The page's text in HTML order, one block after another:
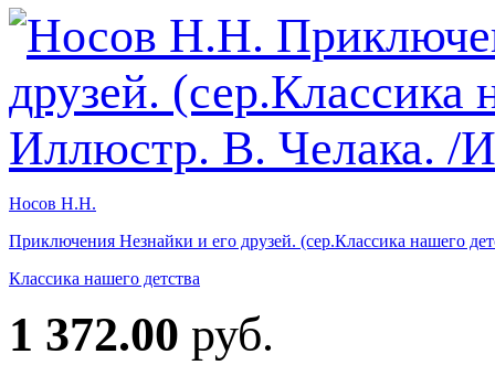
Носов Н.Н.
Приключения Незнайки и его друзей. (сер.Классика нашего
Классика нашего детства
1 372.00 руб.